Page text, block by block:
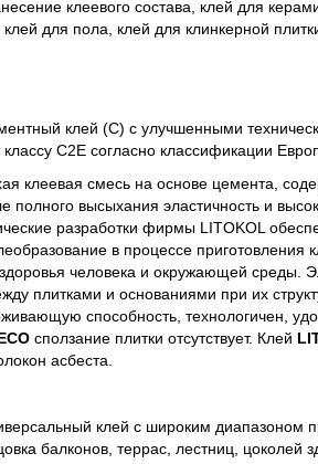
клеевого состава, клей для
для пола, клей для клинкерной
клей (С) с улучшенными
С2Е согласно классификации
клеевая смесь на основе цемента,
полного высыхания эластичность и
разработки фирмы LITOKOL
в процессе приготовления
человека и окружающей среды.
плитками и основаниями при их
способность, технологичен,
сползание плитки отсутствует. Клей
асбеста.
клей с широким диапазоном
балконов, террас, лестниц, цоколей